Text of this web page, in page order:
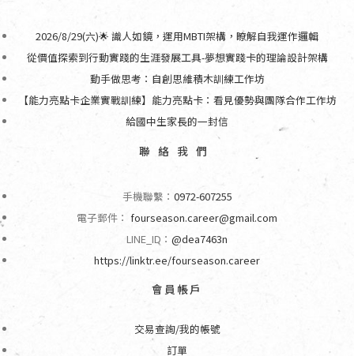
2026/8/29(六)🌟 識人如鏡，運用MBTI架構，瞭解自我運作邏輯
從價值探索到行動實踐的生涯發展工具-夢想實踐卡的理論設計架構
動手做思考：自創思維積木訓練工作坊
【能力亮點卡企業實戰訓練】能力亮點卡：看見優勢與團隊合作工作坊
給國中生家長的一封信
聯絡我們
手機聯繫： 0972-607255
電子郵件： fourseason.career@gmail.com
LINE_ID： @dea7463n
https://linktr.ee/fourseason.career
會員帳戶
交易查詢/我的帳號
訂單